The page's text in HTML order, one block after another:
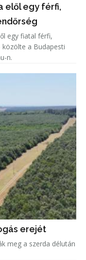
elől egy férfi,
egy fiatal férfi,
a Budapesti
n.
erejét
meg a szerda délután